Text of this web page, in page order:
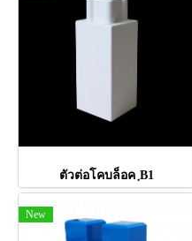
ตัวต่อโคบล็อค ฺB1
New